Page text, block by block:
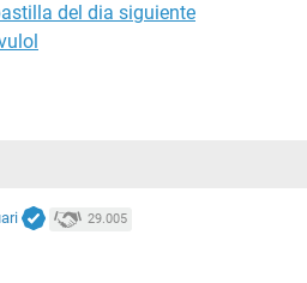
del dia siguiente
29.005